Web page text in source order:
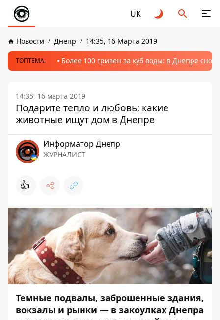
UK
Новости Днепр 14:35, 16 Марта 2019
ТОПТЕМА: Более 100 гривен за куб воды: в Днепре
14:35, 16 марта 2019
Подарите тепло и любовь: какие
животные ищут дом в Днепре
Информатор Днепр
ЖУРНАЛИСТ
👍
Темные подвалы, заброшенные здания,
вокзалы и рынки — в закоулках Днепра